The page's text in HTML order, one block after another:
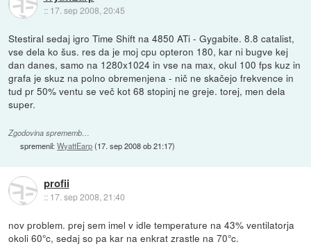
:: 17. sep 2008, 20:45
Stestiral sedaj igro Time Shift na 4850 ATi - Gygabite. 8.8 catalist,
vse dela ko šus. res da je moj cpu opteron 180, kar ni bugve kej
dan danes, samo na 1280x1024 in vse na max, okul 100 fps kuz in
grafa je skuz na polno obremenjena - nič ne skačejo frekvence in
tud pr 50% ventu se več kot 68 stopinj ne greje. torej, men dela
super.
Zgodovina sprememb…
spremenil:WyattEarp(17. sep 2008 ob 21:17)
profii
:: 17. sep 2008, 21:40
nov problem. prej sem imel v idle temperature na 43% ventilatorja
okoli 60°c, sedaj so pa kar na enkrat zrastle na 70°c.